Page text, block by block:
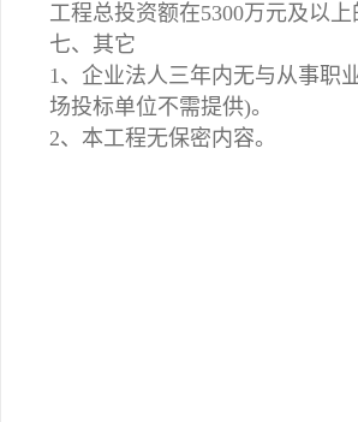
工程总投资额在5300万元及
七、其它
1、企业法人三年内无与从事职
场投标单位不需提供)。
2、本工程无保密内容。